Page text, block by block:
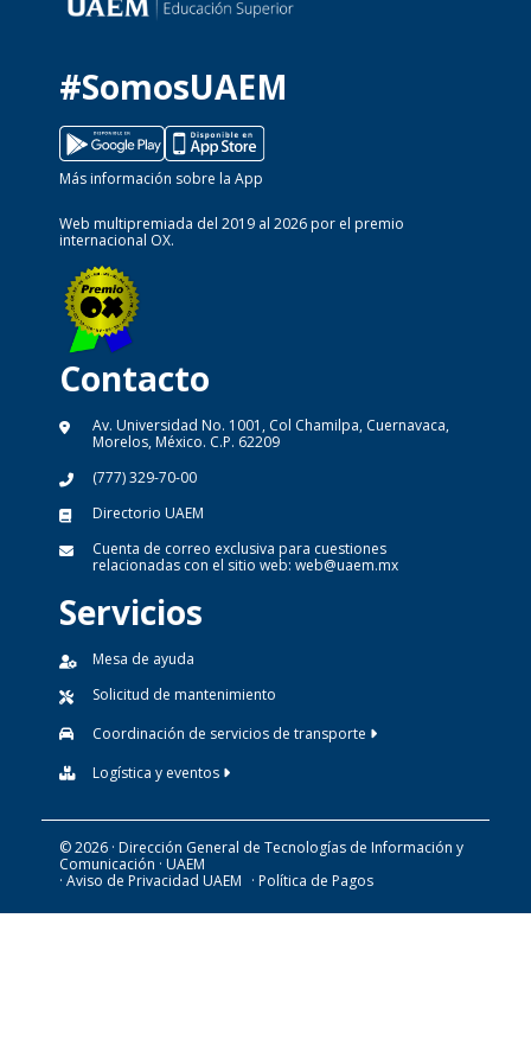
#SomosUAEM
Más información sobre la App
Web multipremiada del 2019 al 2026 por el premio
internacional OX.
Contacto
Av. Universidad No. 1001, Col Chamilpa, Cuernavaca,
Morelos, México. C.P. 62209
(777) 329-70-00
Directorio UAEM
Cuenta de correo exclusiva para cuestiones
relacionadas con el sitio web: web@uaem.mx
Servicios
Mesa de ayuda
Solicitud de mantenimiento
Coordinación de servicios de transporte
Logística y eventos
© 2026 · Dirección General de Tecnologías de Información y
Comunicación · UAEM
· Aviso de Privacidad UAEM · Política de Pagos